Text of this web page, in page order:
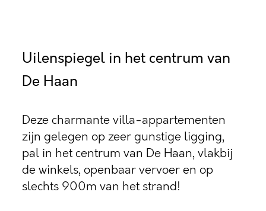
Uilenspiegel in het centrum van
De Haan
Deze charmante villa-appartementen
zijn gelegen op zeer gunstige ligging,
pal in het centrum van De Haan, vlakbij
de winkels, openbaar vervoer en op
slechts 900m van het strand!